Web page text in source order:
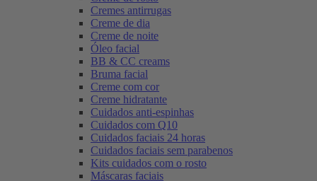
Cremes antirrugas
Creme de dia
Creme de noite
Óleo facial
BB & CC creams
Bruma facial
Creme com cor
Creme hidratante
Cuidados anti-espinhas
Cuidados com Q10
Cuidados faciais 24 horas
Cuidados faciais sem parabenos
Kits cuidados com o rosto
Máscaras faciais